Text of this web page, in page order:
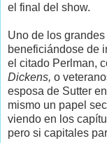
el final del show.
Uno de los
beneficiándose de
el citado Perlman,
Dickens, o
esposa de Sutter
mismo un papel
viendo en los
pero si capitales